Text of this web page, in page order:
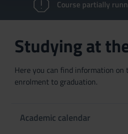
Course partially
Studying at
Here you can find information
enrolment to graduation.
Academic calendar